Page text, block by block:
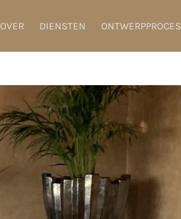
OVER DIENSTEN ONTWERPPROCES